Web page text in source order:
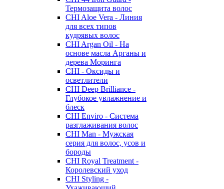
Термозащита волос
CHI Aloe Vera - Линия
для всех типов
кудрявых волос
CHI Argan Oil - На
основе масла Арганы и
дерева Моринга
CHI - Оксиды и
осветлители
CHI Deep Brilliance -
Глубокое увлажнение и
блеск
CHI Enviro - Система
разглаживания волос
CHI Man - Мужская
серия для волос, усов и
бороды
CHI Royal Treatment -
Королевский уход
CHI Styling -